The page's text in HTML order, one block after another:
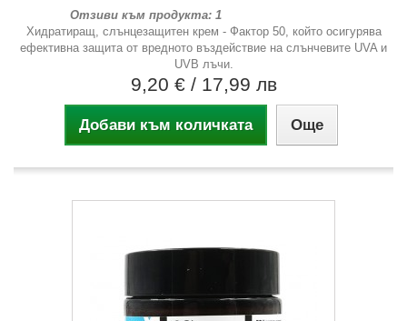
Отзиви към продукта: 1
Хидратиращ, слънцезащитен крем - Фактор 50, който осигурява
ефективна защита от вредното въздействие на слънчевите UVA и
UVB лъчи.
9,20 € / 17,99 лв
Добави към количката Още